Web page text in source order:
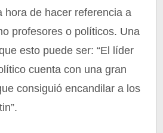
hora de hacer referencia a
profesores o políticos. Una
esto puede ser: “El líder
cuenta con una gran
consiguió encandilar a los